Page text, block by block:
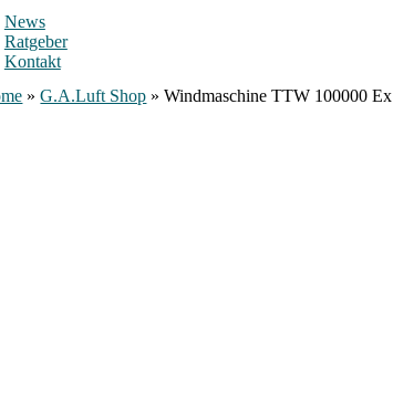
News
Ratgeber
Kontakt
»G.A.Luft Shop »Windmaschine TTW 100000 Ex